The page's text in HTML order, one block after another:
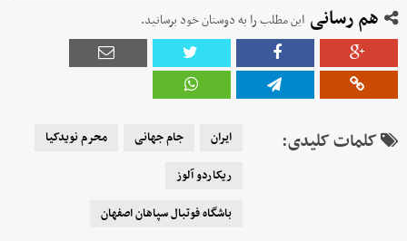
هم رسانی این مطلب را به دوستان خود برسانید.
کلمات کلیدی: ایران جام جهانی
محرم نویدکیا
ریکاردو آلوز
باشگاه فوتبال سپاهان اصفهان